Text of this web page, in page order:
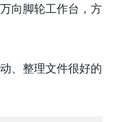
向脚轮工作台，方
、整理文件很好的